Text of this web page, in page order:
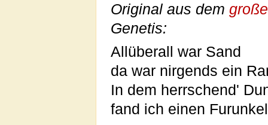
Original aus dem
Genetis:
Allüberall war Sand
da war nirgends ein
In dem herrschend'
fand ich einen Furunkel